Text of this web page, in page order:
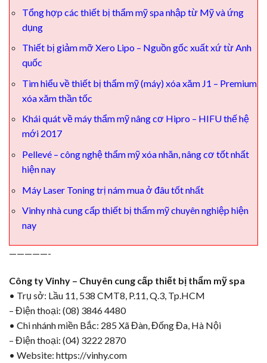
Tổng hợp các thiết bị thẩm mỹ spa nhập từ Mỹ và ứng
dụng
Thiết bị giảm mỡ Xero Lipo – Nguồn gốc xuất xứ từ Anh
quốc
Tìm hiểu về thiết bị thẩm mỹ (máy) xóa xăm J1 – Premium
xóa xăm thần tốc
Khái quát về máy thẩm mỹ nâng cơ Hipro – HIFU thế hệ
mới 2017
Pellevé – công nghệ thẩm mỹ xóa nhăn, nâng cơ tốt nhất
hiện nay
Máy Laser Toning trị nám mua ở đâu tốt nhất
Vinhy nhà cung cấp thiết bị thẩm mỹ chuyên nghiệp hiện
nay
—————-
Công ty Vinhy – Chuyên cung cấp thiết bị thẩm mỹ spa
• Trụ sở: Lầu 11, 538 CMT8, P.11, Q.3, Tp.HCM
– Điện thoại: (08) 3846 4480
• Chi nhánh miền Bắc: 285 Xã Đàn, Đống Đa, Hà Nội
– Điện thoại: (04) 3222 2870
• Website: https://vinhy.com